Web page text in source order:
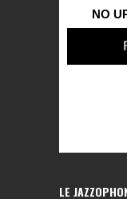
NO
LE